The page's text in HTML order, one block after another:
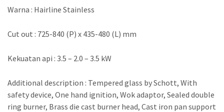
Warna : Hairline Stainless
Cut out : 725-840 (P) x 435-480 (L) mm
Kekuatan api : 3.5 – 2.0 – 3.5 kW
Additional description : Tempered glass by Schott, With
safety device, One hand ignition, Wok adaptor, Sealed double
ring burner, Brass die cast burner head, Cast iron pan support